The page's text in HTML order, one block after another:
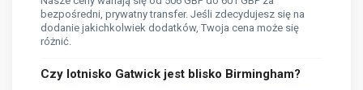
bezpośredni, prywatny transfer. Jeśli zdecydujesz się na
dodanie jakichkolwiek dodatków, Twoja cena może się
różnić.
Czy lotnisko Gatwick jest blisko Birmingham?